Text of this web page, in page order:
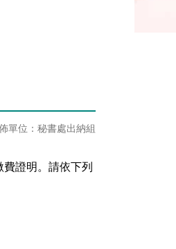
單位：秘書處出納組
證明。請依下列